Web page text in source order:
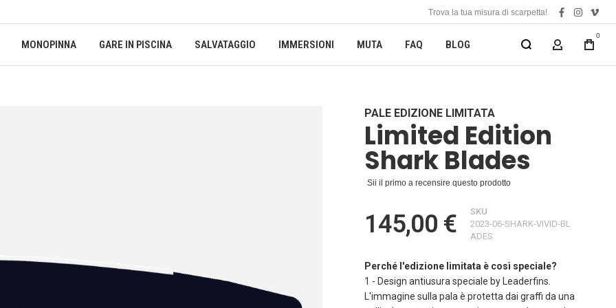
Trova la tua misura di scarpetta!
facebook
MONOPINNA GARE IN PISCINA SALVATAGGIO IMMERSIONI MUTA FAQ BLOG MY
0
PALE EDIZIONE LIMITATA
Limited Edition
Shark Blades
Sii il primo a recensire questo prodotto
145,00 €
SKU
2023-06-SHARK-VIVID-BL
ADES
Perché l'edizione limitata è così speciale?
1 - Design antiusura speciale by Leaderfins.
L'immagine sulla pala è protetta dai graffi da una